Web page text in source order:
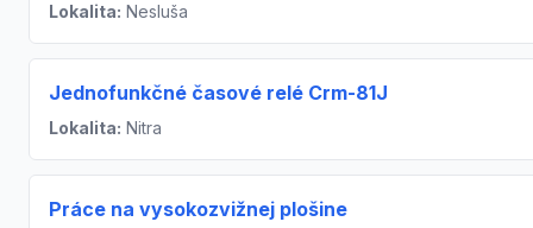
Lokalita: Nesluša
Jednofunkčné časové relé Crm-81J
Lokalita: Nitra
Práce na vysokozvižnej plošine